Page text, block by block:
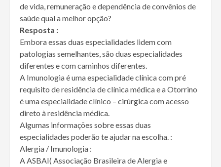
de vida, remuneração e dependência de convênios de
saúde qual a melhor opção?
Resposta :
Embora essas duas especialidades lidem com
patologias semelhantes, são duas especialidades
diferentes e com caminhos diferentes.
A Imunologia é uma especialidade clínica com pré
requisito de residência de clínica médica e a Otorrino
é uma especialidade clínico – cirúrgica com acesso
direto à residência médica.
Algumas informações sobre essas duas
especialidades poderão te ajudar na escolha. :
Alergia / Imunologia :
A ASBAI( Associação Brasileira de Alergia e